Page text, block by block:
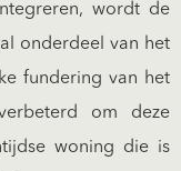
wordt de
onderdeel van het
fundering van het
om deze
woning die is